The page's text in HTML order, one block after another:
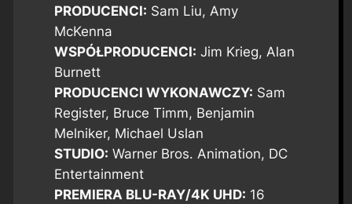
PRODUCENCI: Sam Liu, Amy
McKenna
WSPÓŁPRODUCENCI: Jim Krieg, Alan
Burnett
PRODUCENCI WYKONAWCZY: Sam
Register, Bruce Timm, Benjamin
Melniker, Michael Uslan
STUDIO: Warner Bros. Animation, DC
Entertainment
PREMIERA BLU-RAY/4K UHD: 16